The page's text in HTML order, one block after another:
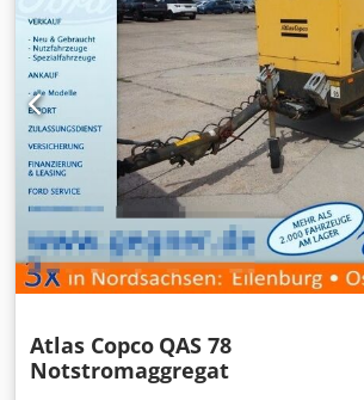
Atlas Copco QAS 78
Notstromaggregat